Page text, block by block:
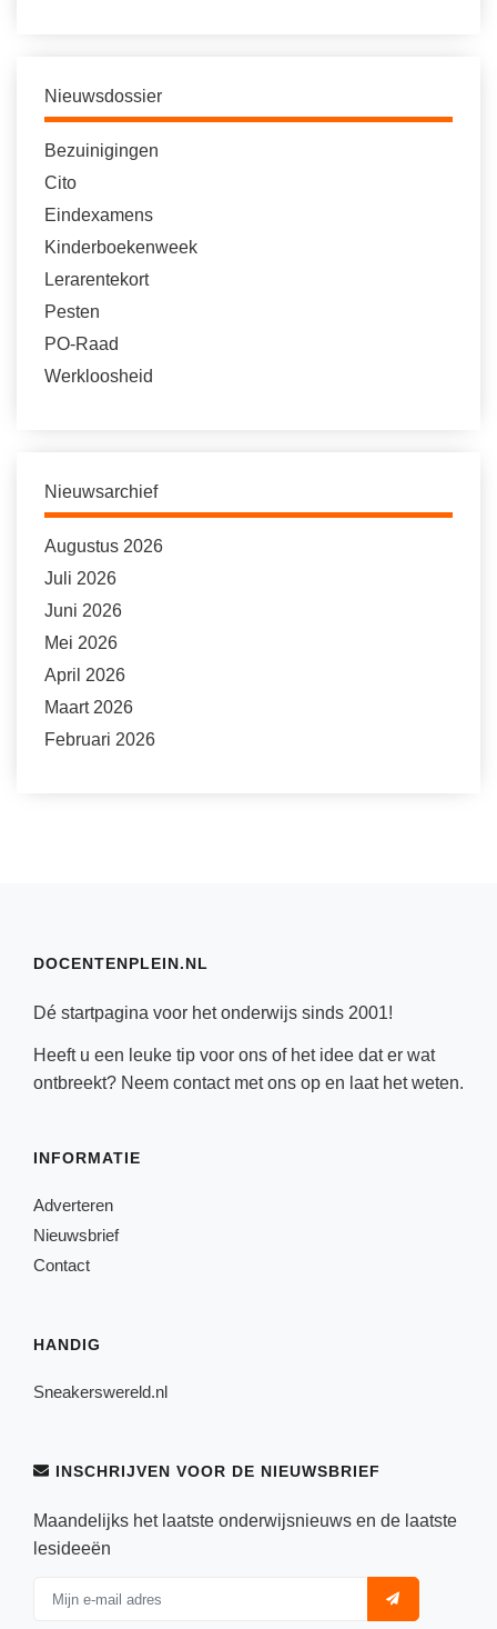
Nieuwsdossier
Bezuinigingen
Cito
Eindexamens
Kinderboekenweek
Lerarentekort
Pesten
PO-Raad
Werkloosheid
Nieuwsarchief
Augustus 2026
Juli 2026
Juni 2026
Mei 2026
April 2026
Maart 2026
Februari 2026
DOCENTENPLEIN.NL
Dé startpagina voor het onderwijs sinds 2001!
Heeft u een leuke tip voor ons of het idee dat er wat
ontbreekt? Neem contactmet ons op en laat het weten.
INFORMATIE
Adverteren
Nieuwsbrief
Contact
HANDIG
Sneakerswereld.nl
INSCHRIJVEN VOOR DE NIEUWSBRIEF
Maandelijks het laatste onderwijsnieuws en de laatste
lesideeën